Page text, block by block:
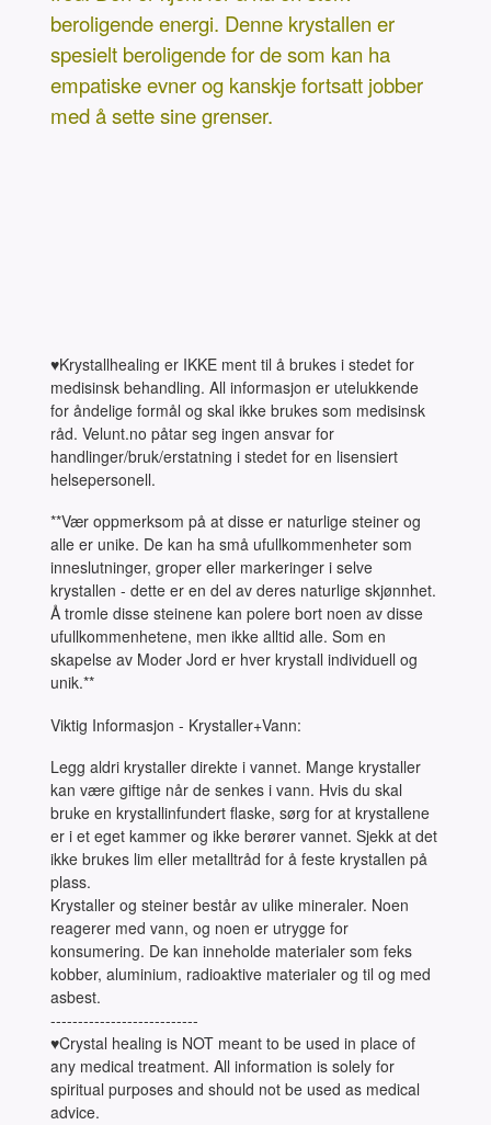
beroligende energi. Denne krystallen er
spesielt beroligende for de som kan ha
empatiske evner og kanskje fortsatt jobber
med å sette sine grenser.
♥Krystallhealing er IKKE ment til å brukes i stedet for
medisinsk behandling. All informasjon er utelukkende
for åndelige formål og skal ikke brukes som medisinsk
råd. Velunt.no påtar seg ingen ansvar for
handlinger/bruk/erstatning i stedet for en lisensiert
helsepersonell.
**Vær oppmerksom på at disse er naturlige steiner og
alle er unike. De kan ha små ufullkommenheter som
inneslutninger, groper eller markeringer i selve
krystallen - dette er en del av deres naturlige skjønnhet.
Å tromle disse steinene kan polere bort noen av disse
ufullkommenhetene, men ikke alltid alle. Som en
skapelse av Moder Jord er hver krystall individuell og
unik.**
Viktig Informasjon - Krystaller+Vann:
Legg aldri krystaller direkte i vannet. Mange krystaller
kan være giftige når de senkes i vann. Hvis du skal
bruke en krystallinfundert flaske, sørg for at krystallene
er i et eget kammer og ikke berører vannet. Sjekk at det
ikke brukes lim eller metalltråd for å feste krystallen på
plass.
Krystaller og steiner består av ulike mineraler. Noen
reagerer med vann, og noen er utrygge for
konsumering. De kan inneholde materialer som feks
kobber, aluminium, radioaktive materialer og til og med
asbest.
---------------------------
♥Crystal healing is NOT meant to be used in place of
any medical treatment. All information is solely for
spiritual purposes and should not be used as medical
advice.